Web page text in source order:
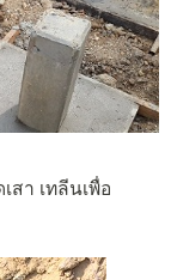
สา เทลีนเพื่อ